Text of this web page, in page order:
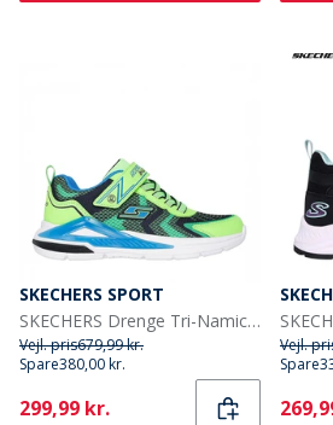
SKECHERS SPORT
SKECHERS Drenge Tri-Namics Sneakers Grøn
Vejl. pris679,99 kr.
Spare380,00 kr.
Current
299,99 kr.
Vejl.
Spare